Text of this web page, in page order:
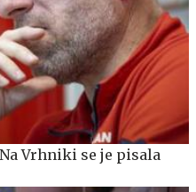
Vrhniki se je pisala